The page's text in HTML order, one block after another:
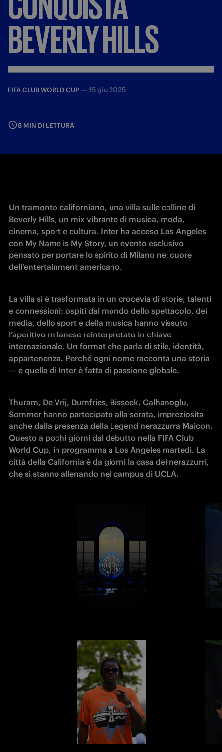
BEVERLYHILLS
FIFA CLUB WORLD CUP — 15 giu 2025
8 MIN DI LETTURA
Un tramonto californiano, una villa sulle colline di
Beverly Hills, un mix vibrante di musica, moda,
cinema, sport e cultura. Inter ha acceso Los Angeles
con My Name is My Story, un evento esclusivo
pensato per portare lo spirito di Milano nel cuore
dell'entertainment americano.
La villa si è trasformata in un crocevia di storie, talenti
e connessioni: ospiti dal mondo dello spettacolo, dei
media, dello sport e della musica hanno vissuto
l’aperitivo milanese reinterpretato in chiave
internazionale. Un format che parla di stile, identità,
appartenenza. Perché ogni nome racconta una storia
— e quella di Inter è fatta di passione globale.
Thuram, De Vrij, Dumfries, Bisseck, Calhanoglu,
Sommer hanno partecipato alla serata, impreziosita
anche dalla presenza della Legend nerazzurra Maicon.
Questo a pochi giorni dal debutto nella FIFA Club
World Cup, in programma a Los Angeles martedì. La
città della California è da giorni la casa dei nerazzurri,
che si stanno allenando nel campus di UCLA.